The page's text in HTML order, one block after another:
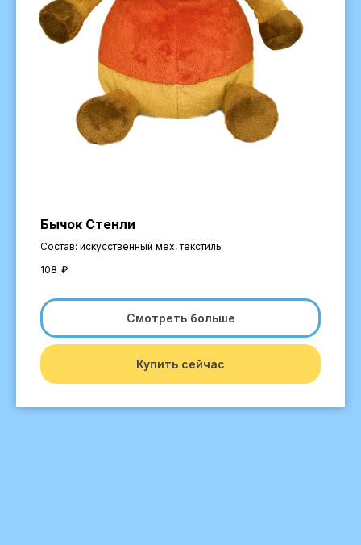
Бычок Стенли
Состав: искусственный мех, текстиль
108 ₽
Смотреть больше
Купить сейчас